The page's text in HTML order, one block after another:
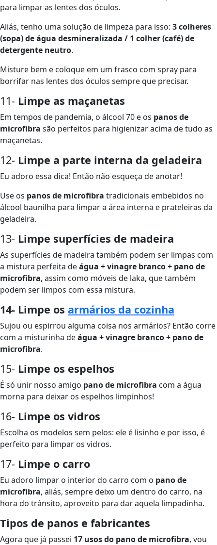
para limpar as lentes dos óculos.
Aliás, tenho uma solução de limpeza para isso: 3 colheres
(sopa) de água desmineralizada / 1 colher (café) de
detergente neutro.
Misture bem e coloque em um frasco com spray para
borrifar nas lentes dos óculos sempre que precisar.
11- Limpe as maçanetas
Em tempos de pandemia, o álcool 70 e os panos de
microfibra são perfeitos para higienizar acima de tudo as
maçanetas.
12- Limpe a parte interna da geladeira
Eu adoro essa dica! Então não esqueça de anotar!
Use os panos de microfibra tradicionais embebidos no
álcool baunilha para limpar a área interna e prateleiras da
geladeira.
13- Limpe superfícies de madeira
As superfícies de madeira também podem ser limpas com
a mistura perfeita deágua + vinagre branco + pano de
microfibra, assim como móveis de laka, que também
podem ser limpos com essa mistura.
14- Limpe os armários da cozinha
Sujou ou espirrou alguma coisa nos armários? Então corre
com a misturinha deágua + vinagre branco + pano de
microfibra.
15- Limpe os espelhos
É só unir nosso amigo pano de microfibra com a água
morna para deixar os espelhos limpinhos!
16- Limpe os vidros
Escolha os modelos sem pelos: ele é lisinho e por isso, é
perfeito para limpar os vidros.
17- Limpe o carro
Eu adoro limpar o interior do carro com o pano de
microfibra, aliás, sempre deixo um dentro do carro, na
hora do trânsito, aproveito para dar aquela limpadinha.
Tipos de panos e fabricantes
Agora que já passei 17 usos do pano de microfibra, vou